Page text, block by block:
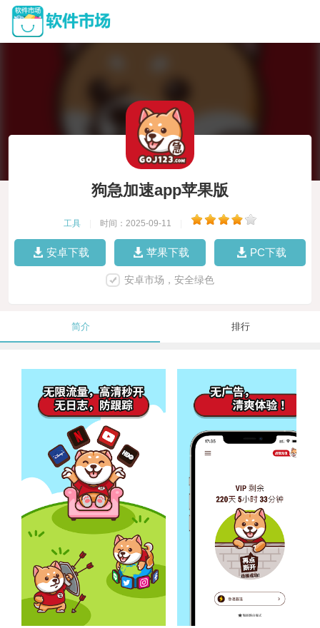
狗急加速app苹果版
工具 时间：2025-09-11
安卓下载 苹果下载 PC下载
安卓市场，安全绿色
简介 排行